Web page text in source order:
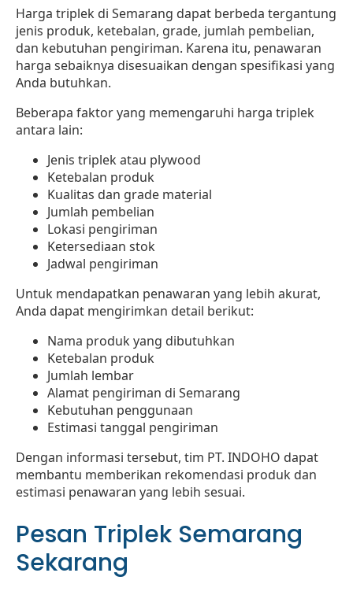
Harga triplek di Semarang dapat berbeda tergantung
jenis produk, ketebalan, grade, jumlah pembelian,
dan kebutuhan pengiriman. Karena itu, penawaran
harga sebaiknya disesuaikan dengan spesifikasi yang
Anda butuhkan.
Beberapa faktor yang memengaruhi harga triplek
antara lain:
Jenis triplek atau plywood
Ketebalan produk
Kualitas dan grade material
Jumlah pembelian
Lokasi pengiriman
Ketersediaan stok
Jadwal pengiriman
Untuk mendapatkan penawaran yang lebih akurat,
Anda dapat mengirimkan detail berikut:
Nama produk yang dibutuhkan
Ketebalan produk
Jumlah lembar
Alamat pengiriman di Semarang
Kebutuhan penggunaan
Estimasi tanggal pengiriman
Dengan informasi tersebut, tim PT. INDOHO dapat
membantu memberikan rekomendasi produk dan
estimasi penawaran yang lebih sesuai.
Pesan Triplek Semarang
Sekarang